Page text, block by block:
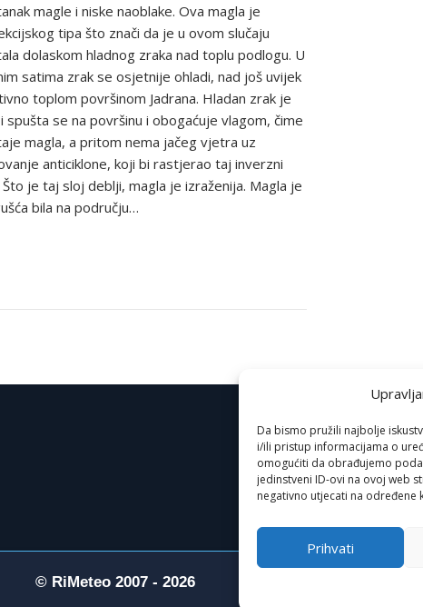
Da bismo pružili najbolje
i/ili pristup informacijama o
omogućiti da obrađujemo
jedinstveni ID-ovi na ovoj web
negativno utjecati na određene
Prihvati
magle i niske naoblake. Ova magla je
tipa što znači da je u ovom slučaju
dolaskom hladnog zraka nad toplu podlogu. U
satima zrak se osjetnije ohladi, nad još uvijek
toplom površinom Jadrana. Hladan zrak je
spušta se na površinu i obogaćuje vlagom, čime
magla, a pritom nema jačeg vjetra uz
anticiklone, koji bi rastjerao taj inverzni
je taj sloj deblji, magla je izraženija. Magla je
bila na području…
© RiMeteo 2007 - 2026